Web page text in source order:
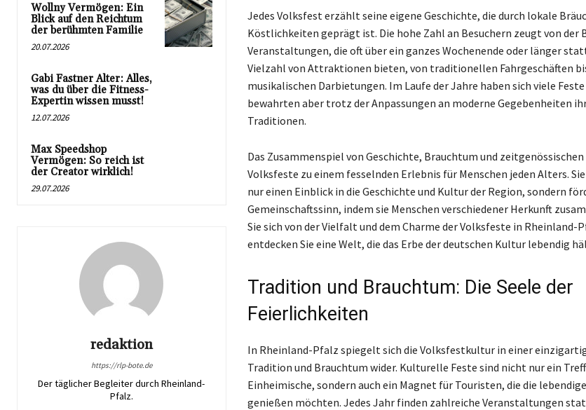
Wollny Vermögen: Ein
Blick auf den Reichtum
der berühmten Familie
20.07.2026
Gabi Fastner Alter: Alles,
was du über die Fitness-
Expertin wissen musst!
12.07.2026
Max Speedshop
Vermögen: So reich ist
der Creator wirklich!
29.07.2026
redaktion
https://rlp-bote.de
Der täglicher Begleiter durch Rheinland-
Pfalz.
Jedes Volksfest erzählt seine eigene Geschichte, die durch lokale
Köstlichkeiten geprägt ist. Die hohe Zahl an Besuchern zeugt von der
Veranstaltungen, die oft über ein ganzes Wochenende oder länger
Vielzahl von Attraktionen bieten, von traditionellen Fahrgeschäften
musikalischen Darbietungen. Im Laufe der Jahre haben sich viele
bewahrten aber trotz der Anpassungen an moderne Gegebenheiten
Traditionen.
Das Zusammenspiel von Geschichte, Brauchtum und
Volksfeste zu einem fesselnden Erlebnis für Menschen jeden Alters.
nur einen Einblick in die Geschichte und Kultur der Region, sondern
Gemeinschaftssinn, indem sie Menschen verschiedener Herkunft
Sie sich von der Vielfalt und dem Charme der Volksfeste in Rheinland-
entdecken Sie eine Welt, die das Erbe der deutschen Kultur lebendig
Tradition und Brauchtum: Die Seele der
Feierlichkeiten
In Rheinland-Pfalz spiegelt sich die Volksfestkultur in einer
Tradition und Brauchtum wider. Kulturelle Feste sind nicht nur ein
Einheimische, sondern auch ein Magnet für Touristen, die die
genießen möchten. Jedes Jahr finden zahlreiche Veranstaltungen